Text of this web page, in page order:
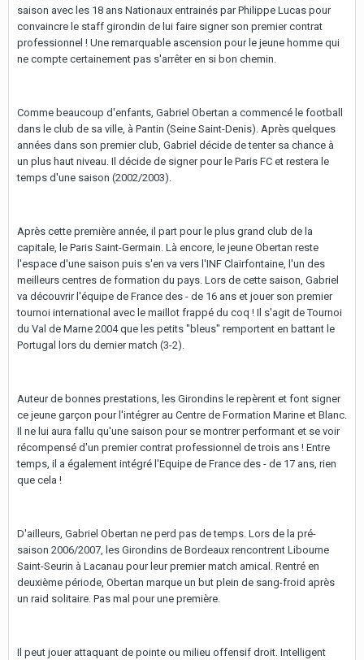
saison avec les 18 ans Nationaux entrainés par Philippe Lucas pour
convaincre le staff girondin de lui faire signer son premier contrat
professionnel ! Une remarquable ascension pour le jeune homme qui
ne compte certainement pas s'arrêter en si bon chemin.
Comme beaucoup d'enfants, Gabriel Obertan a commencé le football
dans le club de sa ville, à Pantin (Seine Saint-Denis). Après quelques
années dans son premier club, Gabriel décide de tenter sa chance à
un plus haut niveau. Il décide de signer pour le Paris FC et restera le
temps d'une saison (2002/2003).
Après cette première année, il part pour le plus grand club de la
capitale, le Paris Saint-Germain. Là encore, le jeune Obertan reste
l'espace d'une saison puis s'en va vers l'INF Clairfontaine, l'un des
meilleurs centres de formation du pays. Lors de cette saison, Gabriel
va découvrir l'équipe de France des - de 16 ans et jouer son premier
tournoi international avec le maillot frappé du coq ! Il s'agit de Tournoi
du Val de Marne 2004 que les petits "bleus" remportent en battant le
Portugal lors du dernier match (3-2).
Auteur de bonnes prestations, les Girondins le repèrent et font signer
ce jeune garçon pour l'intégrer au Centre de Formation Marine et Blanc.
Il ne lui aura fallu qu'une saison pour se montrer performant et se voir
récompensé d'un premier contrat professionnel de trois ans ! Entre
temps, il a également intégré l'Equipe de France des - de 17 ans, rien
que cela !
D'ailleurs, Gabriel Obertan ne perd pas de temps. Lors de la pré-
saison 2006/2007, les Girondins de Bordeaux rencontrent Libourne
Saint-Seurin à Lacanau pour leur premier match amical. Rentré en
deuxième période, Obertan marque un but plein de sang-froid après
un raid solitaire. Pas mal pour une première.
Il peut jouer attaquant de pointe ou milieu offensif droit. Intelligent